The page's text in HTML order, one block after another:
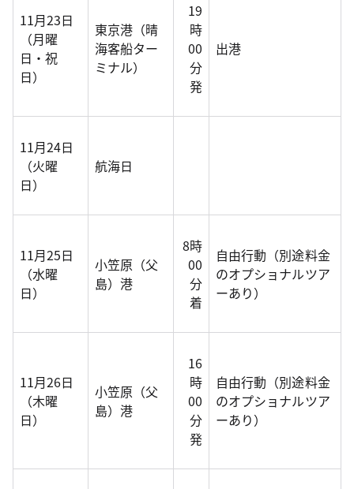
11月23日
（月曜
日・祝
日）
東京港（晴
海客船ター
ミナル）
19
時
00
分
発
出港
11月24日
（火曜
日）
航海日
11月25日
（水曜
日）
小笠原（父
島）港
8時
00
分
着
自由行動（別途料金
のオプショナルツア
ーあり）
11月26日
（木曜
日）
小笠原（父
島）港
16
時
00
分
発
自由行動（別途料金
のオプショナルツア
ーあり）